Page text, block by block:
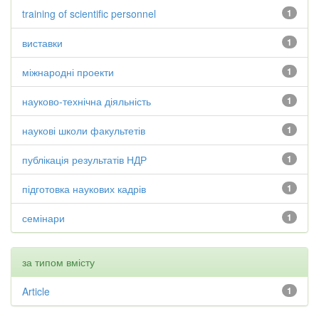
1
training of scientific personnel
1
виставки
1
міжнародні проекти
1
науково-технічна діяльність
1
наукові школи факультетів
1
публікація результатів НДР
1
підготовка наукових кадрів
1
семінари
за типом вмісту
1
Article